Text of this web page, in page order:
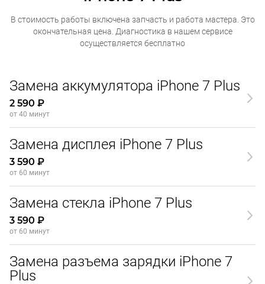
В стоимость работы включена запчасть и работа мастера. Это
окончательная цена. Диагностика в нашем сервисе
осуществляется бесплатно
Замена аккумулятора iPhone 7 Plus
2 590 ₽
от 40 минут
Замена дисплея iPhone 7 Plus
3 590 ₽
от 60 минут
Замена стекла iPhone 7 Plus
3 590 ₽
от 60 минут
Замена разъема зарядки iPhone 7
Plus